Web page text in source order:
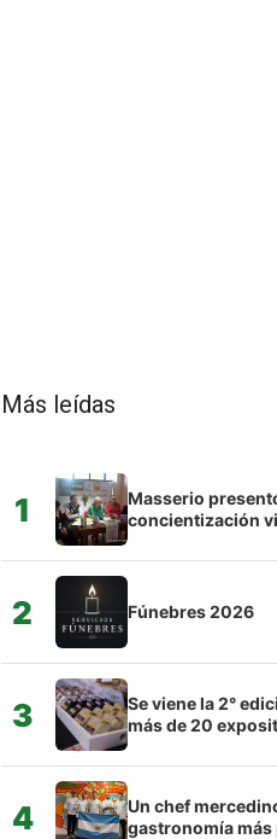
Más leídas
1
Masserio
concientización
2 Fúnebres 2026
3
Se viene la 2°
más de 20
4
Un chef
gastronomía